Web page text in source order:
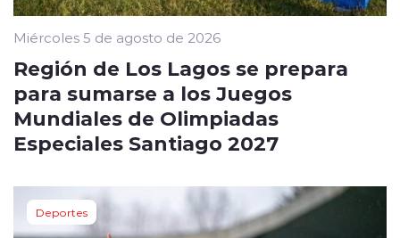
Miércoles 5 de agosto de 2026
Región de Los Lagos se prepara
para sumarse a los Juegos
Mundiales de Olimpiadas
Especiales Santiago 2027
Deportes